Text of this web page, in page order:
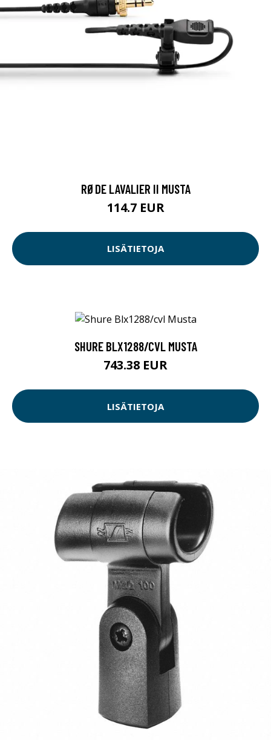
RØDE LAVALIER II MUSTA
114.7 EUR
LISÄTIETOJA
SHURE BLX1288/CVL MUSTA
743.38 EUR
LISÄTIETOJA